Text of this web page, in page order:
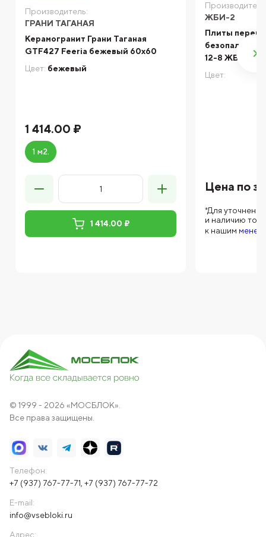
Производитель:
ГРАНИ ТАГАНАЯ
Керамогранит Грани Таганая
GTF427 Feeria бежевый 60х60
Цвет: бежевый
1 414.00 ₽
1 м2.
1 414.00 ₽
ЖБИ-2
Плиты
12-8 ЖБИ-2
Цвет:
Цена по
*Для
и наличию
к нашим
© 1999 - 2026 «МОСБЛОК».
Все права защищены.
Телефон:
+7 (937) 767-77-71 +7 (937) 767-77-72
E-mail:
info@vsebloki.ru
Адрес: